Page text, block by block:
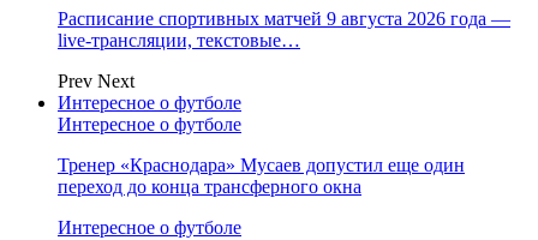
Расписание спортивных матчей 9 августа 2026 года —
live-трансляции, текстовые…
Prev Next
Интересное о футболе
Интересное о футболе
Тренер «Краснодара» Мусаев допустил еще один
переход до конца трансферного окна
Интересное о футболе